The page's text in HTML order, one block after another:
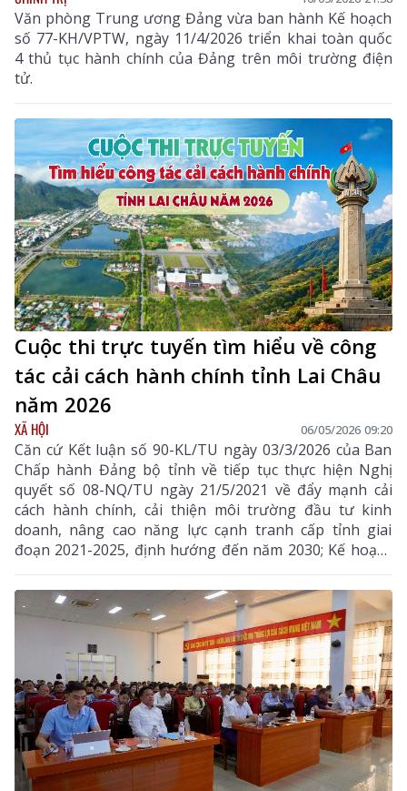
Văn phòng Trung ương Đảng vừa ban hành Kế hoạch
số 77-KH/VPTW, ngày 11/4/2026 triển khai toàn quốc
4 thủ tục hành chính của Đảng trên môi trường điện
tử.
Cuộc thi trực tuyến tìm hiểu về công
tác cải cách hành chính tỉnh Lai Châu
năm 2026
XÃ HỘI 06/05/2026 09:20
Căn cứ Kết luận số 90-KL/TU ngày 03/3/2026 của Ban
Chấp hành Đảng bộ tỉnh về tiếp tục thực hiện Nghị
quyết số 08-NQ/TU ngày 21/5/2021 về đẩy mạnh cải
cách hành chính, cải thiện môi trường đầu tư kinh
doanh, nâng cao năng lực cạnh tranh cấp tỉnh giai
đoạn 2021-2025, định hướng đến năm 2030; Kế hoạch
số 8328/KH-UBND ngày 23/12/2025 của Ủy ban nhân
dân tỉnh về cải cách hành chính tỉnh Lai Châu năm
2026. UBND tỉnh ban hành Kế hoạch tổ chức Cuộc thi
trực tuyến tìm hiểu về công tác cải cách hành chính
(CCHC) tỉnh Lai Châu năm 2026 như sau: